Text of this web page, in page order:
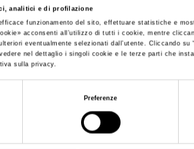
analitici e di profilazione
funzionamento del sito, effettuare statistiche e
» acconsenti all’utilizzo di tutti i cookie, mentre
eventualmente selezionati dall’utente. Cliccando su “
nel dettaglio i singoli cookie e le terze parti che
sulla privacy.
Preferenze
Salone italiano del
Frequenza